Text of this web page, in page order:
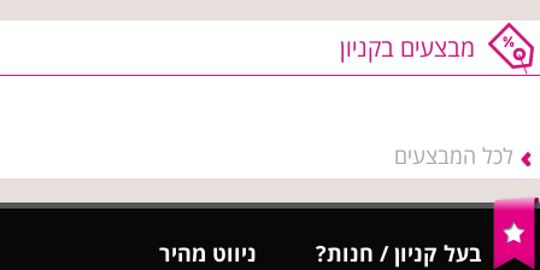
מבצעים בקניון
לכל המבצעים
בעל קניון / חנות?
ניווט מהיר